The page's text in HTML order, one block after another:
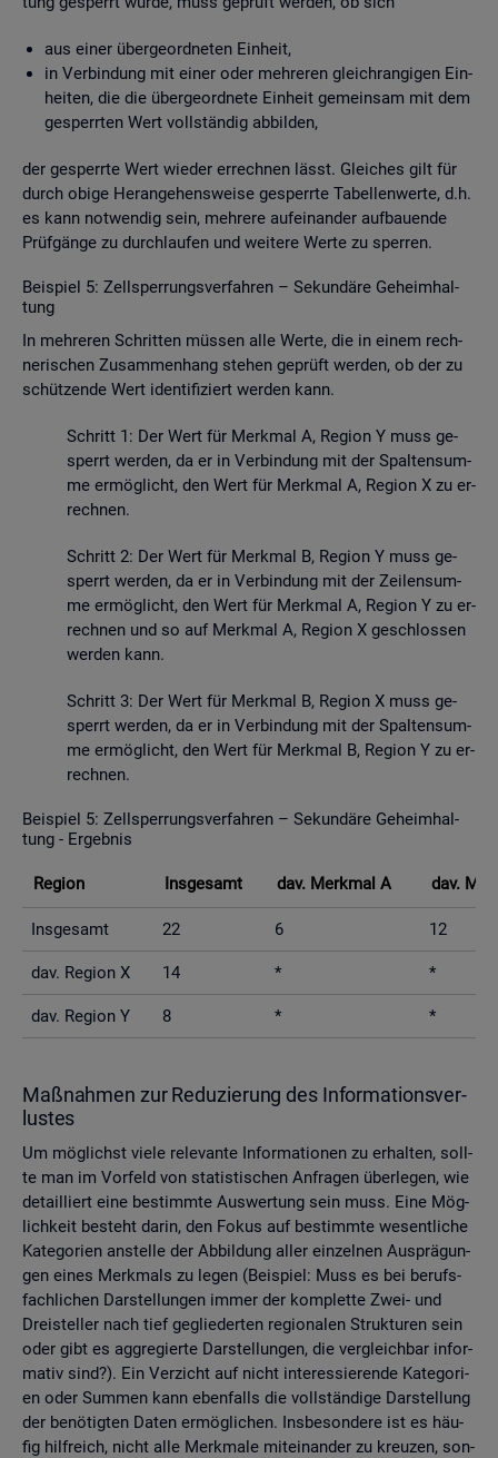
aus einer über­ge­ord­ne­ten Ein­heit,
in Ver­bin­dung mit einer oder meh­re­ren gleich­ran­gi­gen Ein­
hei­ten, die die über­ge­ord­ne­te Ein­heit ge­mein­sam mit dem
ge­sperr­ten Wert voll­stän­dig ab­bil­den,
der ge­sperr­te Wert wie­der er­rech­nen lässt. Glei­ches gilt für
durch obige Her­an­ge­hens­wei­se ge­sperr­te Ta­bel­len­wer­te, d.h.
es kann not­wen­dig sein, meh­re­re auf­ein­an­der auf­bau­en­de
Prüf­gän­ge zu durch­lau­fen und wei­te­re Werte zu sper­ren.
Bei­spiel 5: Zell­sper­rungs­ver­fah­ren – Se­kun­dä­re Ge­heim­hal­
tung
In meh­re­ren Schrit­ten müs­sen alle Werte, die in einem rech­
ne­ri­schen Zu­sam­men­hang ste­hen ge­prüft wer­den, ob der zu
schüt­zen­de Wert iden­ti­fi­ziert wer­den kann.
Schritt 1: Der Wert für Merk­mal A, Re­gi­on Y muss ge­
sperrt wer­den, da er in Ver­bin­dung mit der Spal­ten­sum­
me er­mög­licht, den Wert für Merk­mal A, Re­gi­on X zu er­
rech­nen.
Schritt 2: Der Wert für Merk­mal B, Re­gi­on Y muss ge­
sperrt wer­den, da er in Ver­bin­dung mit der Zei­len­sum­
me er­mög­licht, den Wert für Merk­mal A, Re­gi­on Y zu er­
rech­nen und so auf Merk­mal A, Re­gi­on X ge­schlos­sen
wer­den kann.
Schritt 3: Der Wert für Merk­mal B, Re­gi­on X muss ge­
sperrt wer­den, da er in Ver­bin­dung mit der Spal­ten­sum­
me er­mög­licht, den Wert für Merk­mal B, Re­gi­on Y zu er­
rech­nen.
Bei­spiel 5: Zell­sper­rungs­ver­fah­ren – Se­kun­dä­re Ge­heim­hal­
tung - Er­geb­nis
Re­gi­on Ins­ge­samt dav. Merk­mal A dav.
Ins­ge­samt 22 6 12
dav. Re­gi­on X 14 * *
dav. Re­gi­on Y 8 * *
Maß­nah­men zur Re­du­zie­rung des In­for­ma­ti­ons­ver­
lus­tes
Um mög­lichst viele re­le­van­te In­for­ma­tio­nen zu er­hal­ten, soll­
te man im Vor­feld von sta­tis­ti­schen An­fra­gen über­le­gen, wie
de­tail­liert eine be­stimm­te Aus­wer­tung sein muss. Eine Mög­
lich­keit be­steht darin, den Fokus auf be­stimm­te we­sent­li­che
Ka­te­go­ri­en an­stel­le der Ab­bil­dung aller ein­zel­nen Aus­prä­gun­
gen eines Merk­mals zu legen (Bei­spiel: Muss es bei be­rufs­
fach­li­chen Dar­stel­lun­gen immer der kom­plet­te Zwei- und
Drei­stel­ler nach tief ge­glie­der­ten re­gio­na­len Struk­tu­ren sein
oder gibt es agg­re­gier­te Dar­stel­lun­gen, die ver­gleich­bar in­for­
ma­tiv sind?). Ein Ver­zicht auf nicht in­ter­es­sie­ren­de Ka­te­go­ri­
en oder Sum­men kann eben­falls die voll­stän­di­ge Dar­stel­lung
der be­nö­tig­ten Daten er­mög­li­chen. Ins­be­son­de­re ist es häu­
fig hilf­reich, nicht alle Merk­ma­le mit­ein­an­der zu kreu­zen, son­